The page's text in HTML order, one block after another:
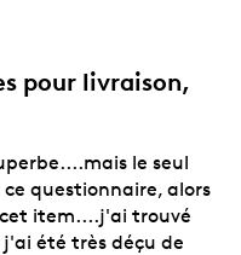
pour livraison,
le seul
questionnaire, alors
item....j'ai trouvé
été très déçu de